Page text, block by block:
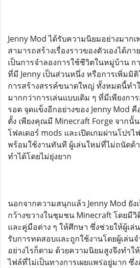
Jenny Mod ได้รับความนิยมอย่างมาก
สามารถสร้างเรื่องราวของตัวเองได้ภา
เป็นการจำลองการใช้ชีวิตในหมู่บ้าน
ที่มี Jenny เป็นส่วนหนึ่ง หรือการเพิ่มมิ
การสร้างสรรค์ขนาดใหญ่ ทั้งหมดนี้ทำ
มากกว่าการเล่นแบบเดิม ๆ ที่มีเพียงกา
รอด จุดแข็งอีกอย่างของ Jenny Mod
ตั้ง เพียงคุณมี Minecraft Forge จากนั้
โฟลเดอร์ mods และเปิดเกมผ่านโปรไ
พร้อมใช้งานทันที ผู้เล่นใหม่ที่ไม่ถนัดด้
ทำได้โดยไม่ยุ่งยาก
นอกจากความสนุกแล้ว Jenny Mod ยัง
กว้างขวางในชุมชน Minecraft โดยมี
และคู่มือต่าง ๆ ให้ศึกษา ซึ่งช่วยให้ผู้เล่
รับการทดสอบและถูกใช้งานโดยผู้เล่น
อย่างไรก็ตาม ด้วยความนิยมสูงจึงทำใ
ไฟล์ที่ไม่เป็นทางการเผยแพร่อยู่มาก ซึ่